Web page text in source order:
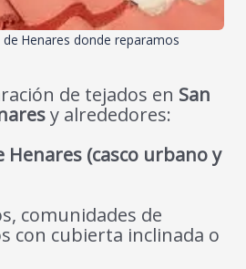
Henares donde reparamos
de tejados en San
y alrededores:
Henares (casco urbano y
comunidades de
con cubierta inclinada o